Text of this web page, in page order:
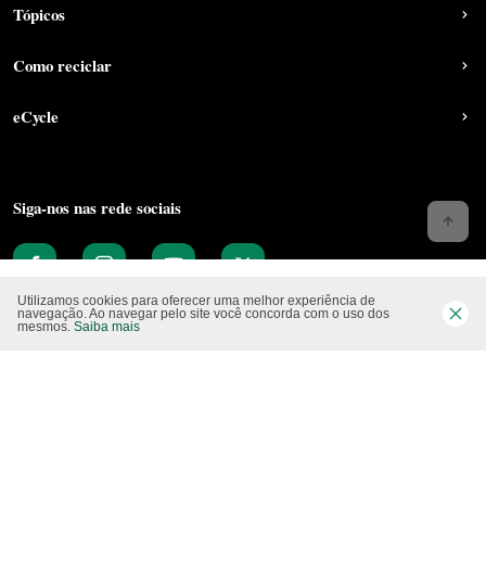
Tópicos
Como reciclar
eCycle
Siga-nos nas rede sociais
Utilizamos cookies para oferecer uma melhor experiência de
navegação. Ao navegar pelo site você concorda com o uso dos
mesmos. Saiba mais